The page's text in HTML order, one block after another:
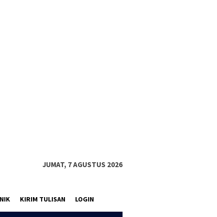
JUMAT, 7 AGUSTUS 2026
KIRIM TULISAN LOGIN